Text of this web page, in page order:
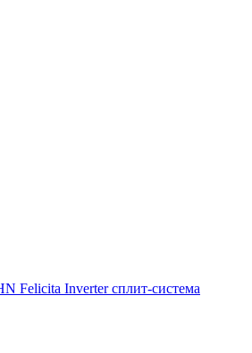
Felicita Inverter сплит-система